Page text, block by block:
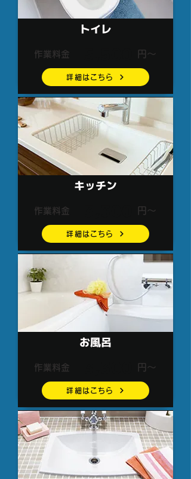
トイレ
作業料金 円～
詳細はこちら
キッチン
作業料金 円～
詳細はこちら
お風呂
作業料金 円～
詳細はこちら